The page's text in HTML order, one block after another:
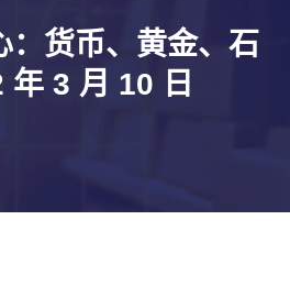
：货币、黄金、石
年 3 月 10 日